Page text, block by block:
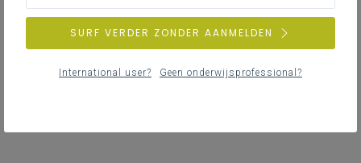
SURF VERDER ZONDER AANMELDEN
International user? Geen onderwijsprofessional?